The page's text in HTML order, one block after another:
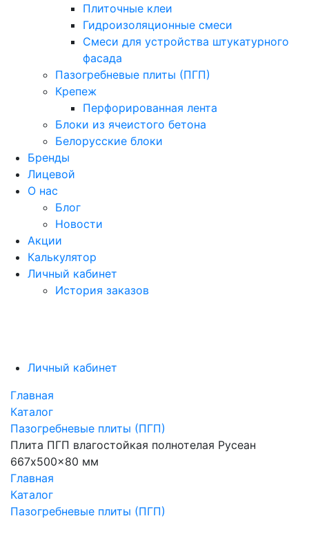
Плиточные клеи
Гидроизоляционные смеси
Смеси для устройства штукатурного
фасада
Пазогребневые плиты (ПГП)
Крепеж
Перфорированная лента
Блоки из ячеистого бетона
Белорусские блоки
Бренды
Лицевой
О нас
Блог
Новости
Акции
Калькулятор
Личный кабинет
История заказов
Личный кабинет
Главная
Каталог
Пазогребневые плиты (ПГП)
Плита ПГП влагостойкая полнотелая Русеан
667x500x80 мм
Главная
Каталог
Пазогребневые плиты (ПГП)